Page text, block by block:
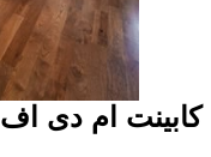
کابینت ام دی اف